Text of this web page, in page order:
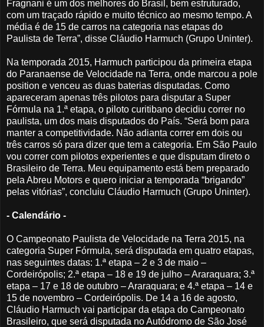
Fragnani é um dos melhores do Brasil, bem estruturado,
com um traçado rápido e muito técnico ao mesmo tempo. A
média é de 15 de carros na categoria nas etapas do
Paulista de Terra”, disse Cláudio Harmuch (Grupo Uninter).
Na temporada 2015, Harmuch participou da primeira etapa
do Paranaense de Velocidade na Terra, onde marcou a pole
position e venceu as duas baterias disputadas. Como
apareceram apenas três pilotos para disputar a Super
Fórmula na 1.ª etapa, o piloto curitibano decidiu correr no
paulista, um dos mais disputados do País. “Será bom para
manter a competitividade. Não adianta correr em dois ou
três carros só para dizer que tem a categoria. Em São Paulo
vou correr com pilotos experientes e que disputam direto o
Brasileiro de Terra. Meu equipamento está bem preparado
pela Abreu Motors e quero iniciar a temporada “brigando”
pelas vitórias”, concluiu Cláudio Harmuch (Grupo Uninter).
- Calendário -
O Campeonato Paulista de Velocidade na Terra 2015, na
categoria Super Fórmula, será disputada em quatro etapas,
nas seguintes datas: 1.ª etapa – 2 e 3 de maio –
Cordeirópolis; 2.ª etapa – 18 e 19 de julho – Araraquara; 3.ª
etapa – 17 e 18 de outubro – Araraquara; e 4.ª etapa – 14 e
15 de novembro – Cordeirópolis. De 14 a 16 de agosto,
Cláudio Harmuch vai participar da etapa do Campeonato
Brasileiro, que será disputada no Autódromo de São José